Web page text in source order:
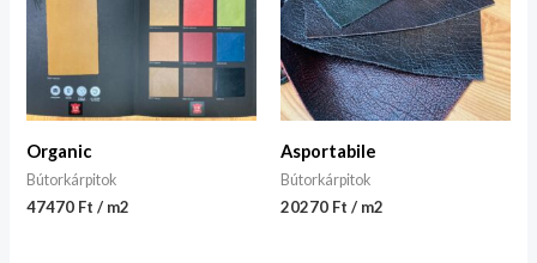
Organic
Bútorkárpitok
47470 Ft / m2
Asportabile
Bútorkárpitok
20270 Ft / m2